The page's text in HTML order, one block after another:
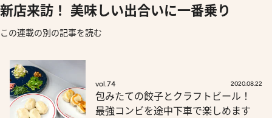
新店来訪！ 美味しい出合いに一番乗り
この連載の別の記事を読む
vol.74 2020.08.22
包みたての餃子とクラフトビール！
最強コンビを途中下車で楽しめます